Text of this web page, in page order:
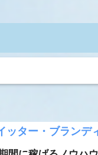
ッター・ブランデ